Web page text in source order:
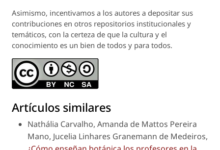
Asimismo, incentivamos a los autores a depositar sus
contribuciones en otros repositorios institucionales y
temáticos, con la certeza de que la cultura y el
conocimiento es un bien de todos y para todos.
Artículos similares
Nathália Carvalho, Amanda de Mattos Pereira
Mano, Jucelia Linhares Granemann de Medeiros,